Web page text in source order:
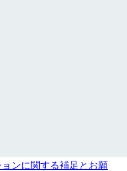
ンに関する補足とお願